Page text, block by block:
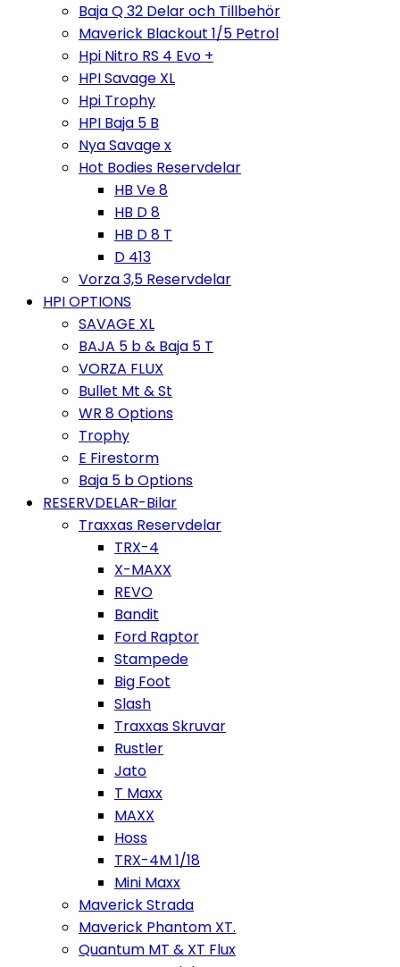
Baja Q 32 Delar och Tillbehör
Maverick Blackout 1/5 Petrol
Hpi Nitro RS 4 Evo +
HPI Savage XL
Hpi Trophy
HPI Baja 5 B
Nya Savage x
Hot Bodies Reservdelar
HB Ve 8
HB D 8
HB D 8 T
D 413
Vorza 3,5 Reservdelar
HPI OPTIONS
SAVAGE XL
BAJA 5 b & Baja 5 T
VORZA FLUX
Bullet Mt & St
WR 8 Options
Trophy
E Firestorm
Baja 5 b Options
RESERVDELAR-Bilar
Traxxas Reservdelar
TRX-4
X-MAXX
REVO
Bandit
Ford Raptor
Stampede
Big Foot
Slash
Traxxas Skruvar
Rustler
Jato
T Maxx
MAXX
Hoss
TRX-4M 1/18
Mini Maxx
Maverick Strada
Maverick Phantom XT.
Quantum MT & XT Flux